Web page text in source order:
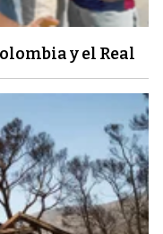
y el Real